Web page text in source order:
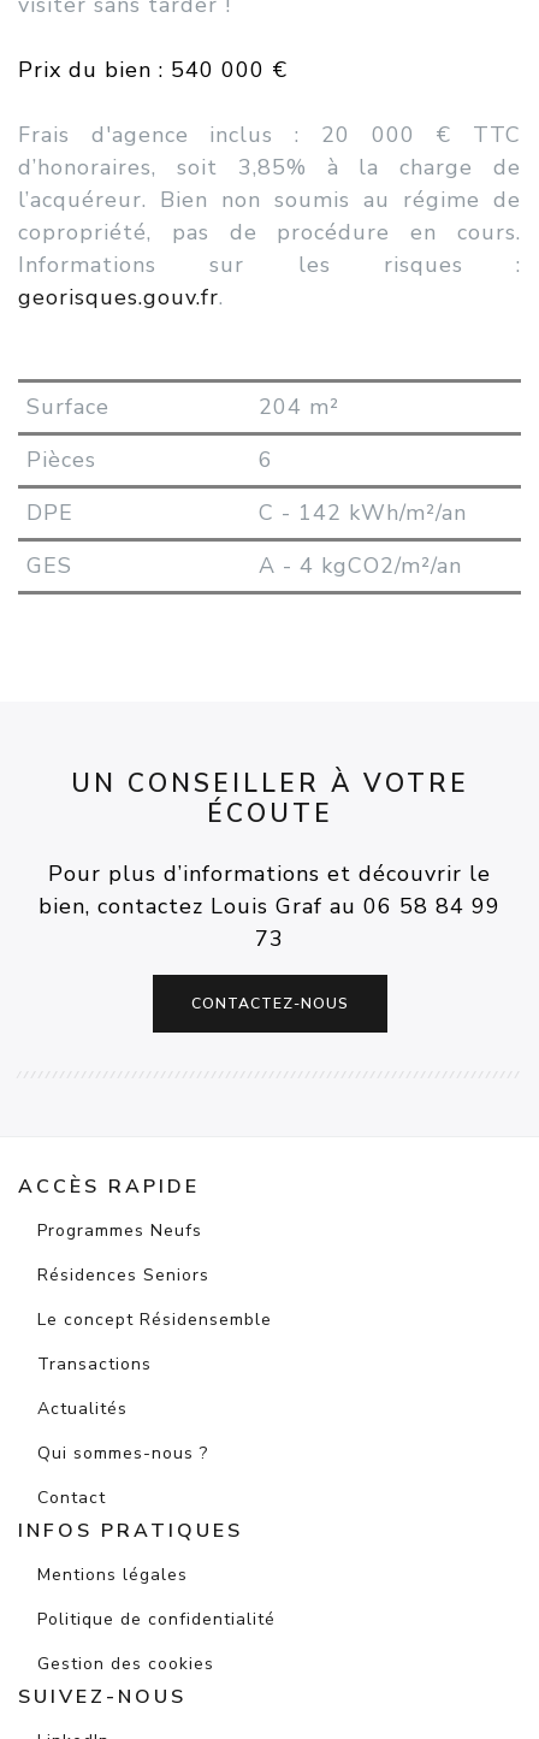
Prix du bien : 540 000 €
Frais d'agence inclus : 20 000 € TTC
d’honoraires, soit 3,85% à la charge de
l’acquéreur. Bien non soumis au régime de
copropriété, pas de procédure en cours.
Informations sur les risques :
georisques.gouv.fr.
Surface
204 m²
Pièces
6
DPE
C - 142 kWh/m²/an
GES
A - 4 kgCO2/m²/an
UN CONSEILLER À VOTRE
ÉCOUTE
Pour plus d’informations et découvrir le
bien, contactez Louis Graf au 06 58 84 99
73
CONTACTEZ-NOUS
ACCÈS RAPIDE
Programmes Neufs
Résidences Seniors
Le concept Résidensemble
Transactions
Actualités
Qui sommes-nous ?
Contact
INFOS PRATIQUES
Mentions légales
Politique de confidentialité
Gestion des cookies
SUIVEZ-NOUS